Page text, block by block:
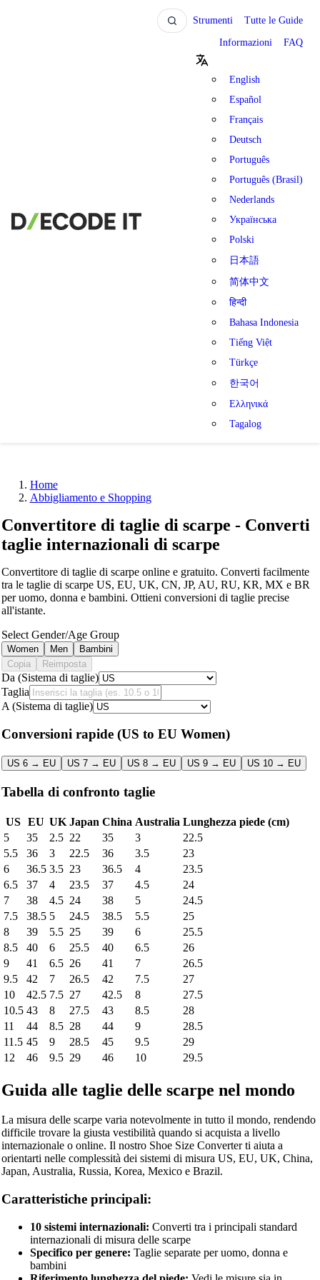
Strumenti Tutte le Guide
Informazioni FAQ
English
Español
Français
Deutsch
Português
Português (Brasil)
Nederlands
Українська
Polski
日本語
简体中文
हिन्दी
Bahasa Indonesia
Tiếng Việt
Türkçe
한국어
Ελληνικά
Tagalog
Home
Abbigliamento e Shopping
Convertitore di taglie di scarpe - Converti
taglie internazionali di scarpe
Convertitore di taglie di scarpe online e gratuito. Converti facilmente
tra le taglie di scarpe US, EU, UK, CN, JP, AU, RU, KR, MX e BR
per uomo, donna e bambini. Ottieni conversioni di taglie precise
all'istante.
Select Gender/Age Group
Women Men
Bambini
Copia
Reimposta
Da (Sistema di taglie)
Taglia
A (Sistema di taglie)
Conversioni rapide(US to EU Women)
US 6 → EU US 7 → EU US 8 → EU US 9 → EU US 10 → EU
Tabella di confronto taglie
US EU UK Japan China Australia Lunghezza piede (cm)
5
35 2.5 22 35 3
22.5
5.5
36 3 22.5 36 3.5
23
6
36.5 3.5 23 36.5 4
23.5
6.5
37 4 23.5 37 4.5
24
7
38 4.5 24 38 5
24.5
7.5
38.5 5 24.5 38.5 5.5
25
8
39 5.5 25 39 6
25.5
8.5
40 6 25.5 40 6.5
26
9
41 6.5 26 41 7
26.5
9.5
42 7 26.5 42 7.5
27
10
42.5 7.5 27 42.5 8
27.5
10.5 43 8 27.5 43 8.5
28
11
44 8.5 28 44 9
28.5
11.5 45 9 28.5 45 9.5
29
12
46 9.5 29 46 10 29.5
Guida alle taglie delle scarpe nel mondo
La misura delle scarpe varia notevolmente in tutto il mondo, rendendo
difficile trovare la giusta vestibilità quando si acquista a livello
internazionale o online. Il nostro Shoe Size Converter ti aiuta a
orientarti nelle complessità dei sistemi di misura US, EU, UK, China,
Japan, Australia, Russia, Korea, Mexico e Brazil.
Caratteristiche principali:
10 sistemi internazionali: Converti tra i principali standard
internazionali di misura delle scarpe
Specifico per genere: Taglie separate per uomo, donna e
bambini